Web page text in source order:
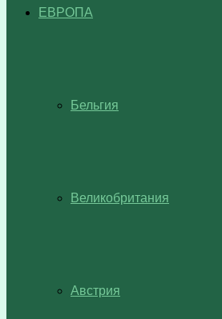
ЕВРОПА
Бельгия
Великобритания
Австрия